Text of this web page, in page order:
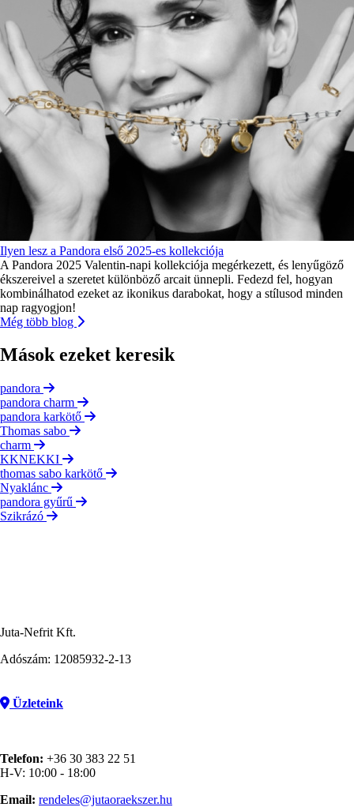
Ilyen lesz a Pandora első 2025-es kollekciója
A Pandora 2025 Valentin-napi kollekciója megérkezett, és lenyűgöző
ékszereivel a szeretet különböző arcait ünnepli. Fedezd fel, hogyan
kombinálhatod ezeket az ikonikus darabokat, hogy a stílusod minden
nap ragyogjon!
Még több blog
Mások ezeket keresik
pandora
pandora charm
pandora karkötő
Thomas sabo
charm
KKNEKKI
thomas sabo karkötő
Nyaklánc
pandora gyűrű
Szikrázó
Juta-Nefrit Kft.
Adószám: 12085932-2-13
Üzleteink
Telefon: +36 30 383 22 51
H-V: 10:00 - 18:00
Email: rendeles@jutaoraekszer.hu